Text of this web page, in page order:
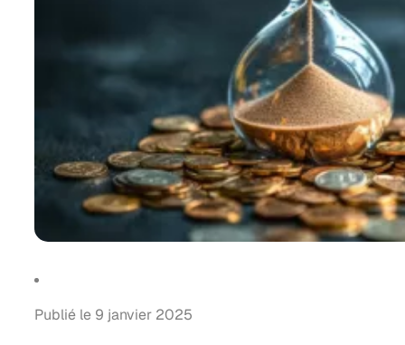
Publié le 9 janvier 2025